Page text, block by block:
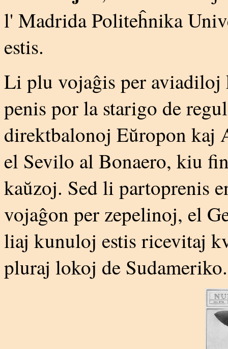
l' Madrida Politeĥnika
estis.
Li plu vojaĝis per
penis por la starigo de
direktbalonoj Eŭropon
el Sevilo al Bonaero, kiu
kaŭzoj. Sed li partoprenis
vojaĝon per zepelinoj, el
liaj kunuloj estis ricevitaj
pluraj lokoj de Sudameriko.